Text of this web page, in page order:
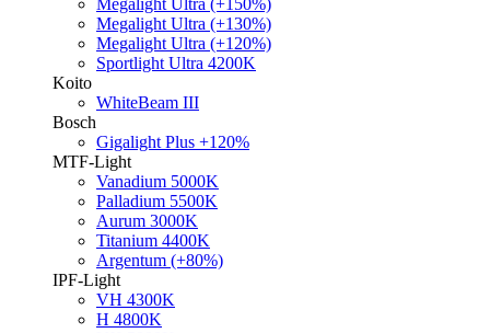
Megalight Ultra (+150%)
Megalight Ultra (+130%)
Megalight Ultra (+120%)
Sportlight Ultra 4200K
Koito
WhiteBeam III
Bosch
Gigalight Plus +120%
MTF-Light
Vanadium 5000K
Palladium 5500K
Aurum 3000K
Titanium 4400K
Argentum (+80%)
IPF-Light
VH 4300K
H 4800K